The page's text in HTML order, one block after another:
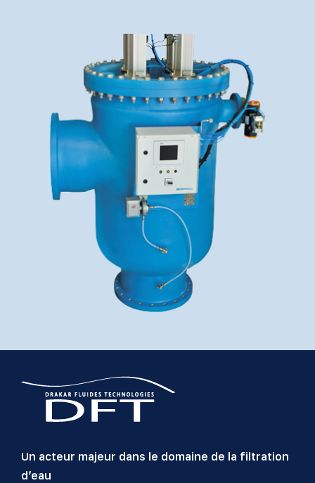
Un acteur majeur dans le domaine de la filtration
d’eau